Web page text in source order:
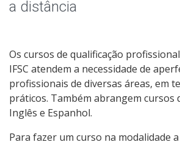
Todos os cursos
Processo de Inscrição
a distância
Os cursos de qualificação
IFSC atendem a necessidade de
profissionais de diversas áreas, em
práticos. Também abrangem cursos
Inglês e Espanhol.
Para fazer um curso na modalidade